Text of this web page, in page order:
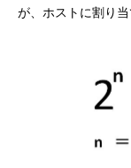
が、ホストに割り